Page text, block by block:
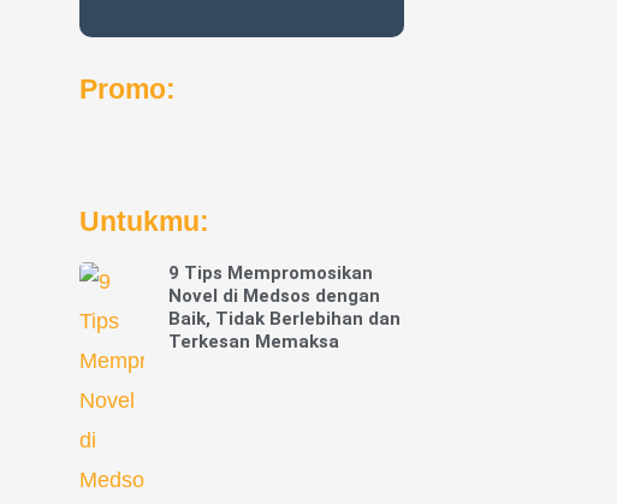
Promo:
Untukmu:
9 Tips Mempromosikan
Novel di Medsos dengan
Baik, Tidak Berlebihan dan
Terkesan Memaksa